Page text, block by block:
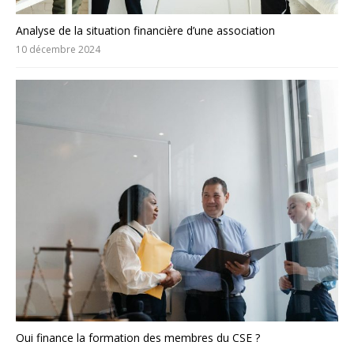
Analyse de la situation financière d’une association
10 décembre 2024
Qui finance la formation des membres du CSE ?